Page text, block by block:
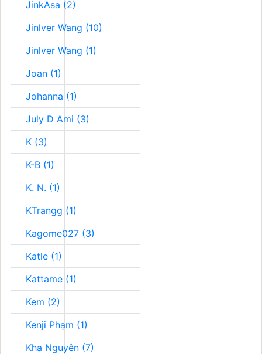
JinkAsa (2)
Jinlver Wang (10)
Jinlver Wang (1)
Joan (1)
Johanna (1)
July D Ami (3)
K (3)
K-B (1)
K. N. (1)
KTrangg (1)
Kagome027 (3)
Katle (1)
Kattame (1)
Kem (2)
Kenji Phạm (1)
Kha Nguyên (7)